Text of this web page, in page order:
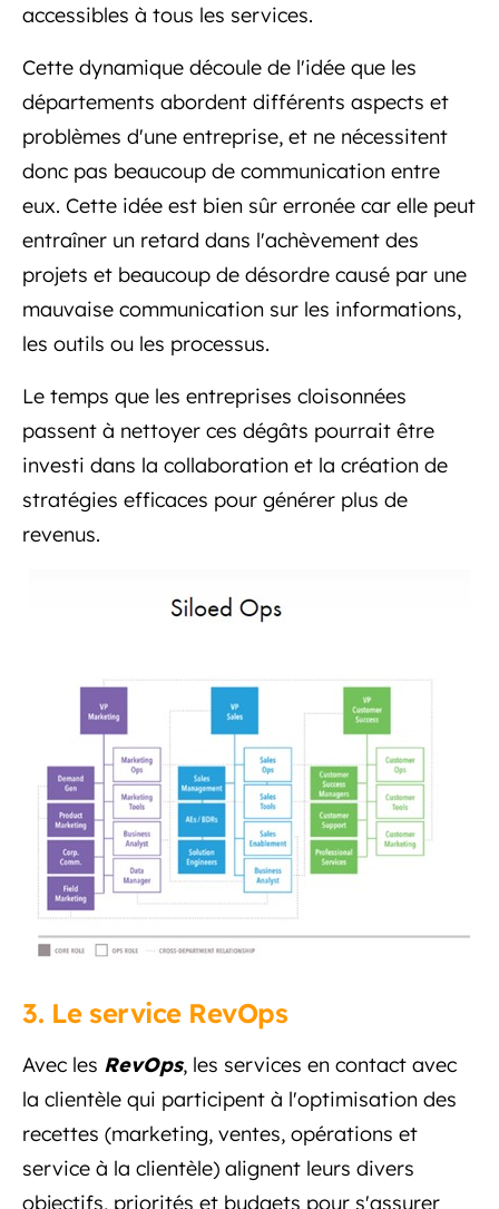
accessibles à tous les services.
Cette dynamique découle de l'idée que les
départements abordent différents aspects et
problèmes d'une entreprise, et ne nécessitent
donc pas beaucoup de communication entre
eux. Cette idée est bien sûr erronée car elle peut
entraîner un retard dans l'achèvement des
projets et beaucoup de désordre causé par une
mauvaise communication sur les informations,
les outils ou les processus.
Le temps que les entreprises cloisonnées
passent à nettoyer ces dégâts pourrait être
investi dans la collaboration et la création de
stratégies efficaces pour générer plus de
revenus.
3. Le service RevOps
Avec les RevOps, les services en contact avec
la clientèle qui participent à l'optimisation des
recettes (marketing, ventes, opérations et
service à la clientèle) alignent leurs divers
objectifs, priorités et budgets pour s'assurer